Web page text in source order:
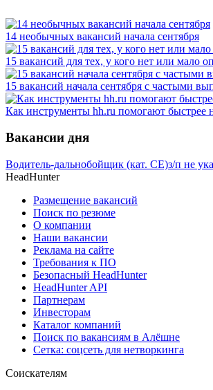
14 необычных вакансий начала сентября
15 вакансий для тех, у кого нет или мало
15 вакансий начала сентября с частыми
Как инструменты hh.ru помогают быстрее
Вакансии дня
Водитель-дальнобойщик (кат. CE)з/п не
HeadHunter
Размещение вакансий
Поиск по резюме
О компании
Наши вакансии
Реклама на сайте
Требования к ПО
Безопасный HeadHunter
HeadHunter API
Партнерам
Инвесторам
Каталог компаний
Поиск по вакансиям в Алёшне
Сетка: соцсеть для нетворкинга
Соискателям